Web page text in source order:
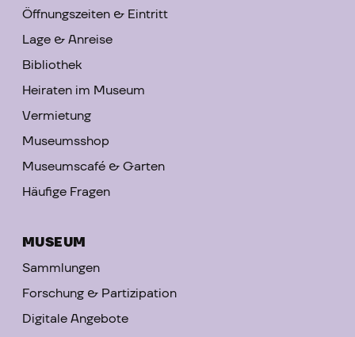
Öffnungszeiten & Eintritt
Lage & Anreise
Bibliothek
Heiraten im Museum
Vermietung
Museumsshop
Museumscafé & Garten
Häufige Fragen
MUSEUM
Sammlungen
Forschung & Partizipation
Digitale Angebote